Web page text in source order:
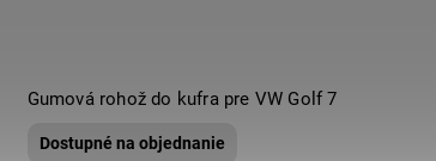
Gumová rohož do kufra pre VW Golf 7
Dostupné na objednanie